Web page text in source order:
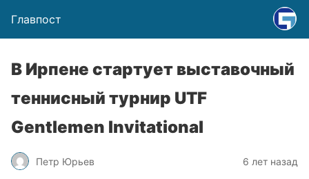
Главпост
В Ирпене стартует выставочный
теннисный турнир UTF
Gentlemen Invitational
Петр Юрьев 6 лет назад